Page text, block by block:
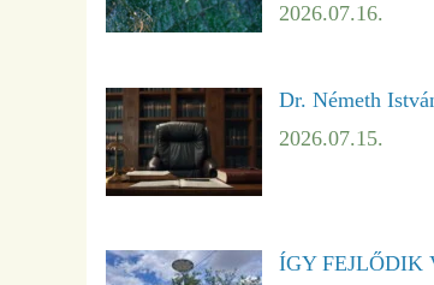
2026.07.16.
Dr. Németh
2026.07.15.
ÍGY FEJLŐDIK